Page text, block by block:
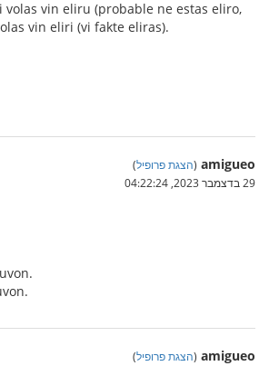
volas vin eliru (probable ne estas eliro,
vin eliri (vi fakte eliras).
amigueo
(הצגת פרופיל)
29 בדצמבר 2023, 04:22:24
amigueo
(הצגת פרופיל)